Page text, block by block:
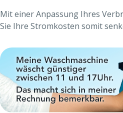
Mit einer Anpassung Ihres
Sie Ihre Stromkosten somit